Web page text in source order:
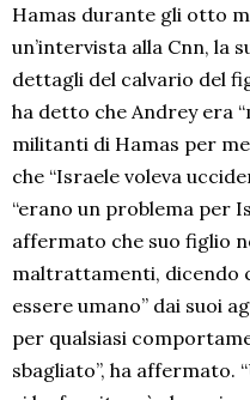
Hamas durante gli otto
un’intervista alla Cnn, la
dettagli del calvario del
ha detto che Andrey era
militanti di Hamas per
che “Israele voleva
“erano un problema per
affermato che suo figlio
maltrattamenti, dicendo
essere umano” dai suoi
per qualsiasi
sbagliato”, ha affermato.